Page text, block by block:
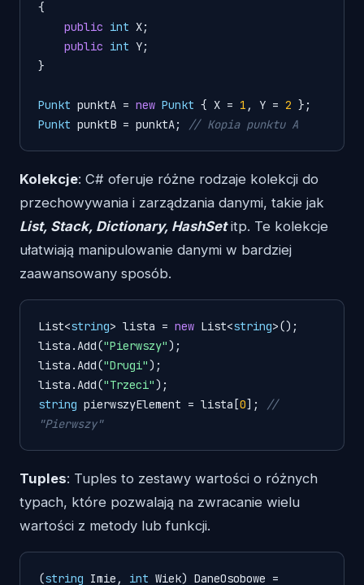
{
public int X;
public int Y;
}
Punkt punktA = new Punkt { X = 1 , Y = 2
Punkt punktB = punktA; // Kopia punktu A
Kolekcje: C# oferuje różne rodzaje kolekcji do
przechowywania i zarządzania danymi, takie jak
List, Stack, Dictionary, HashSetitp. Te kolekcje
ułatwiają manipulowanie danymi w bardziej
zaawansowany sposób.
List<string> lista = new List<string>();
lista.Add("Pierwszy");
lista.Add("Drugi");
lista.Add("Trzeci"
string pierwszyElement = lista[0];
//
"Pierwszy"
Tuples: Tuples to zestawy wartości o różnych
typach, które pozwalają na zwracanie wielu
wartości z metody lub funkcji.
(string Imie, int Wiek) DaneOsobowe =